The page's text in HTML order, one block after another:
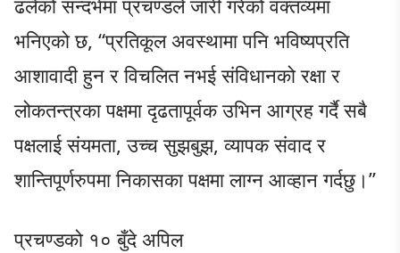
ढलेको सन्दर्भमा प्रचण्डले जारी गरेको वक्तव्यमा
भनिएको छ, “प्रतिकूल अवस्थामा पनि भविष्यप्रति
आशावादी हुन र विचलित नभई संविधानको रक्षा र
लोकतन्त्रका पक्षमा दृढतापूर्वक उभिन आग्रह गर्दै सबै
पक्षलाई संयमता, उच्च सुझबुझ, व्यापक संवाद र
शान्तिपूर्णरुपमा निकासका पक्षमा लाग्न आव्हान गर्दछु।”
प्रचण्डको १० बुँदे अपिल